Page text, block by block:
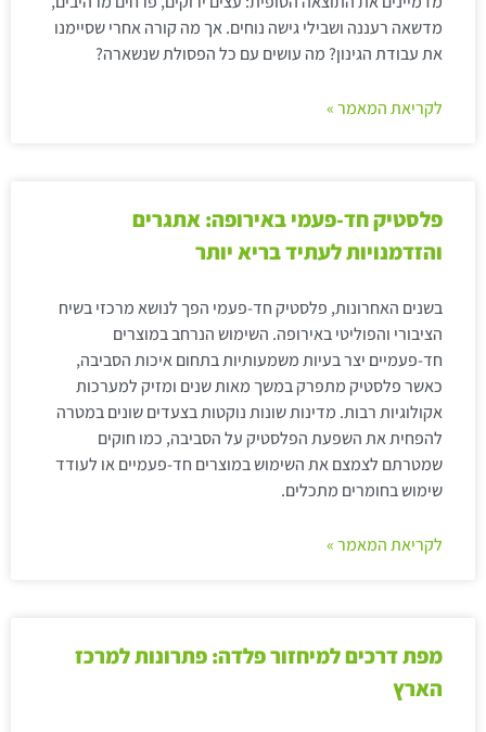
מדשאה רעננה ושבילי גישה נוחים. אך מה קורה אחרי שסיימנו
את עבודת הגינון? מה עושים עם כל הפסולת שנשארה?
לקריאת המאמר »
פלסטיק חד-פעמי באירופה: אתגרים
והזדמנויות לעתיד בריא יותר
בשנים האחרונות, פלסטיק חד-פעמי הפך לנושא מרכזי בשיח
הציבורי והפוליטי באירופה. השימוש הנרחב במוצרים
חד-פעמיים יצר בעיות משמעותיות בתחום איכות הסביבה,
כאשר פלסטיק מתפרק במשך מאות שנים ומזיק למערכות
אקולוגיות רבות. מדינות שונות נוקטות בצעדים שונים במטרה
להפחית את השפעת הפלסטיק על הסביבה, כמו חוקים
שמטרתם לצמצם את השימוש במוצרים חד-פעמיים או לעודד
שימוש בחומרים מתכלים.
לקריאת המאמר »
מפת דרכים למיחזור פלדה: פתרונות למרכז
הארץ